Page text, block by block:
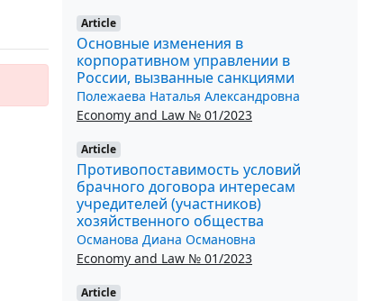
Article
Основные изменения в
корпоративном управлении в
России, вызванные санкциями
Полежаева Наталья Александровна
Economy and Law № 01/2023
Article
Противопоставимость условий
брачного договора интересам
учредителей (участников)
хозяйственного общества
Османова Диана Османовна
Economy and Law № 01/2023
Article